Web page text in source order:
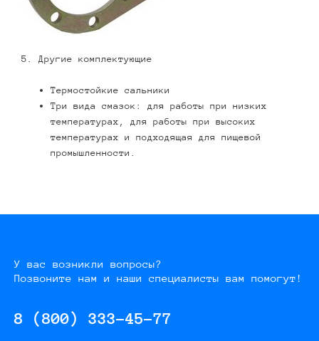
5. Другие комплектующие
Термостойкие сальники
Три вида смазок: для работы при низких
температурах, для работы при высоких
температурах и подходящая для пищевой
промышленности.
У вас возникли вопросы?
Позвоните нам и наши специалисты вам помогут!
8 (800) 333-45-77